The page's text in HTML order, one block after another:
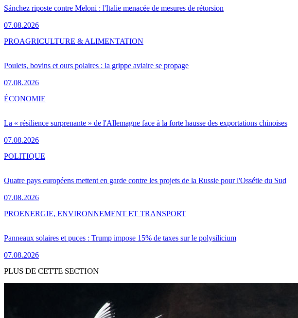
Sánchez riposte contre Meloni : l'Italie menacée de mesures de rétorsion
07.08.2026
Poulets, bovins et ours polaires : la grippe aviaire se propage
07.08.2026
PROAGRICULTURE & ALIMENTATION
La « résilience surprenante » de l'Allemagne face à la forte hausse des exportations chinoises
07.08.2026
ÉCONOMIE
Quatre pays européens mettent en garde contre les projets de la Russie pour l'Ossétie du Sud
07.08.2026
POLITIQUE
Panneaux solaires et puces : Trump impose 15% de taxes sur le polysilicium
07.08.2026
PROENERGIE, ENVIRONNEMENT ET TRANSPORT
PLUS DE CETTE SECTION